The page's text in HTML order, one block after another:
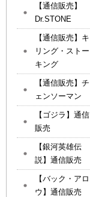
【通信販売】
Dr.STONE
【通信販売】キ
リング・ストー
キング
【通信販売】チ
ェンソーマン
【ゴジラ】通信
販売
【銀河英雄伝
説】通信販売
【バック・アロ
ウ】通信販売